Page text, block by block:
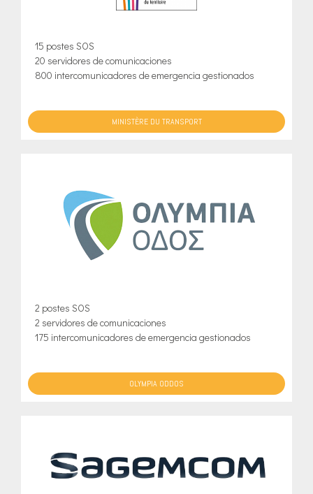
15 postes SOS
20 servidores de comunicaciones
800 intercomunicadores de emergencia gestionados
MINISTÈRE DU TRANSPORT
2 postes SOS
2 servidores de comunicaciones
175 intercomunicadores de emergencia gestionados
OLYMPIA ODDOS